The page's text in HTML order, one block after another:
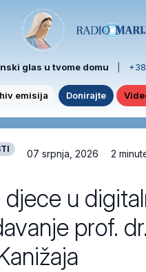
glas u tvome domu
emisija Donirajte
07 srpnja, 2026 2
u
prof.